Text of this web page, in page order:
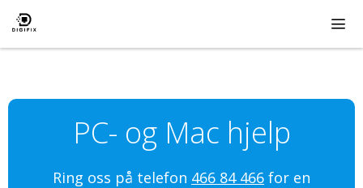
Hopp
til
innhold
PC- og Mac hjelp
Ring oss på telefon 466 84 466 for en